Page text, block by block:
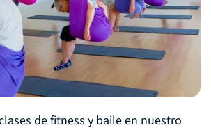
de fitness y baile en nuestro